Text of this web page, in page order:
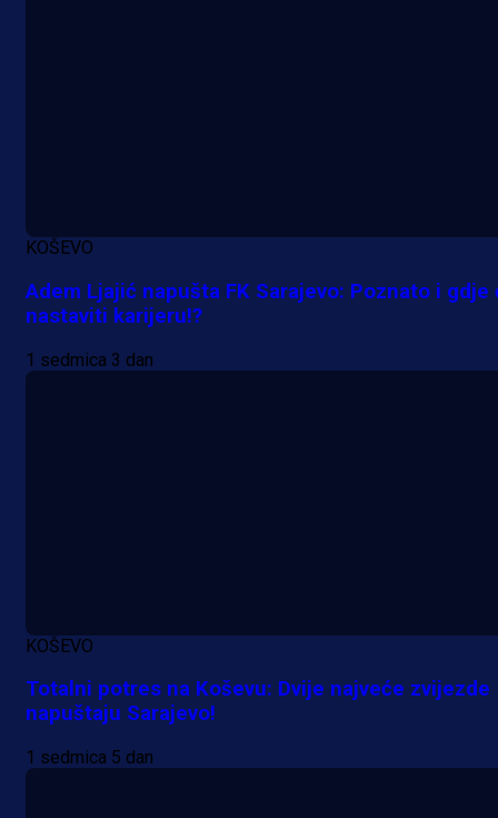
KOŠEVO
Adem Ljajić napušta FK Sarajevo: Poznato i gdje
nastaviti karijeru!?
1 sedmica 3 dan
KOŠEVO
Totalni potres na Koševu: Dvije najveće zvijezde
napuštaju Sarajevo!
1 sedmica 5 dan